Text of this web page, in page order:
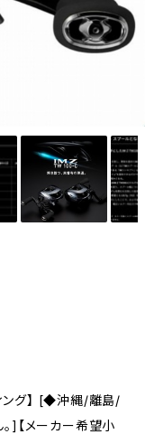
ング】 [◆沖縄/離島/
]【メーカー希望小